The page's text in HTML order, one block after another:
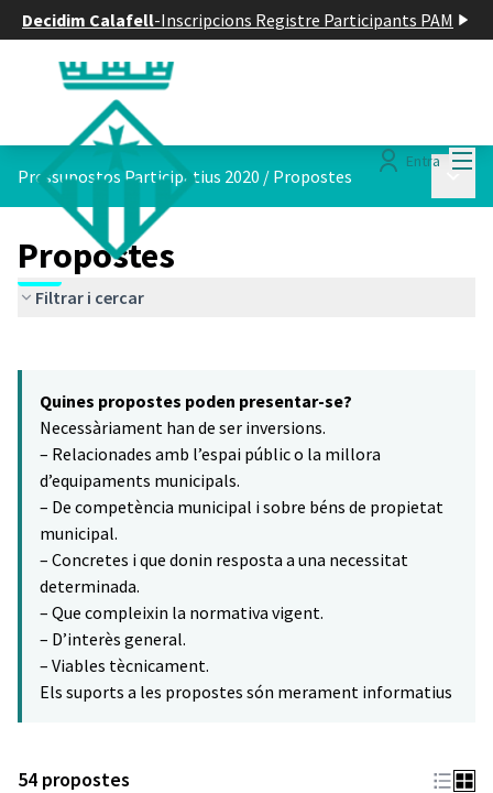
Decidim Calafell-Inscripcions Registre Participants PAM
Entra
Pressupostos Participatius 2020 / Propostes
Propostes
Filtrar i cercar
−
Quines propostes poden presentar-se?
Necessàriament han de ser inversions.
– Relacionades amb l’espai públic o la millora
d’equipaments municipals.
– De competència municipal i sobre béns de propietat
municipal.
– Concretes i que donin resposta a una necessitat
determinada.
– Que compleixin la normativa vigent.
– D’interès general.
– Viables tècnicament.
Els suports a les propostes són merament informatius
54 propostes